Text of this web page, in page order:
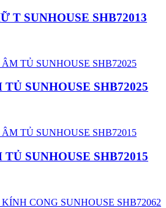
T SUNHOUSE SHB72013
SUNHOUSE SHB72025
SUNHOUSE SHB72015